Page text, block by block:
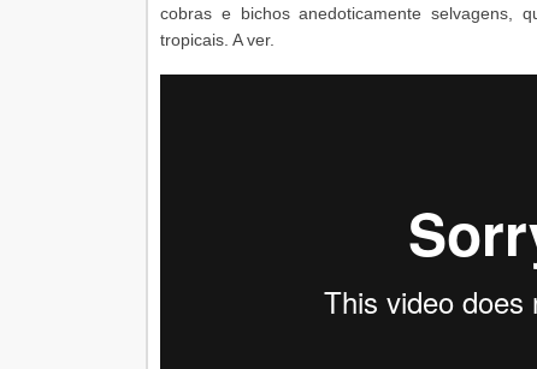
cobras e bichos anedoticamente selvagens,
tropicais. A ver.